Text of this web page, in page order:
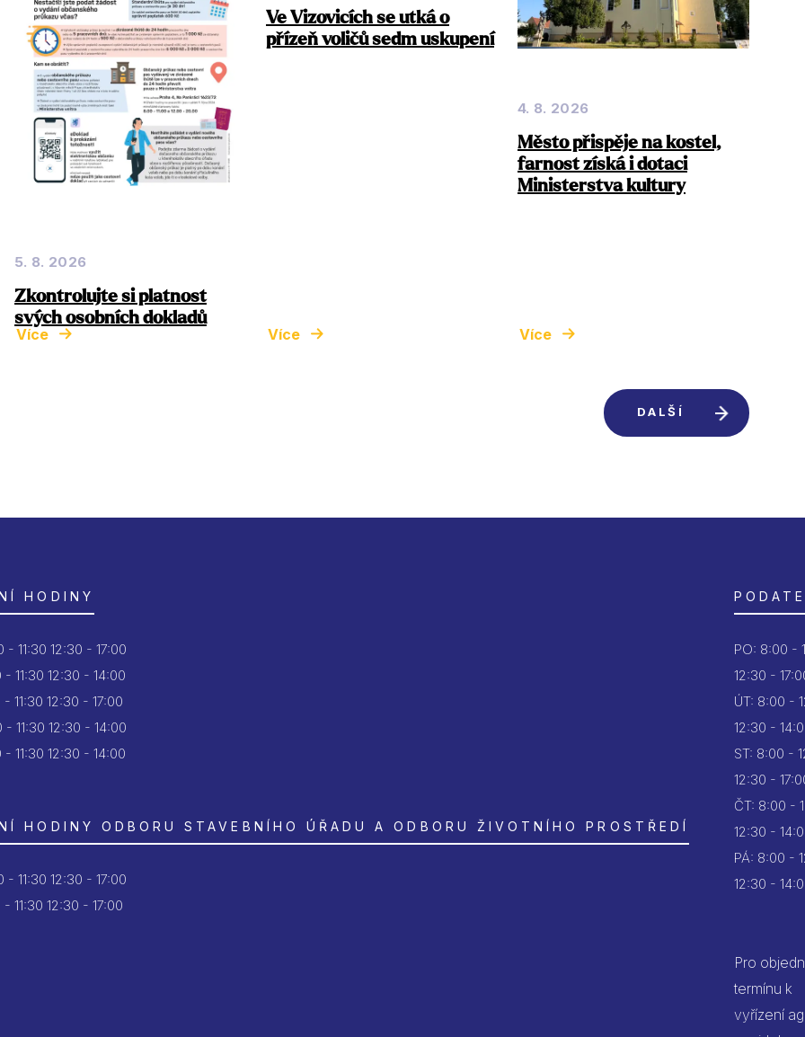
5. 8. 2026
Zkontrolujte si platnost
svých osobních dokladů
Více
Ve Vizovicích se utká o
přízeň voličů sedm uskupení
Více
4. 8. 2026
Město přispěje na kostel,
farnost získá i dotaci
Ministerstva kultury
Více
DALŠÍ
HODINY
- 11:30 12:30 - 17:00
11:30 12:30 - 14:00
11:30 12:30 - 17:00
- 11:30 12:30 - 14:00
11:30 12:30 - 14:00
HODINY ODBORU STAVEBNÍHO ÚŘADU A ODBORU ŽIVOTNÍHO PROSTŘEDÍ
- 11:30 12:30 - 17:00
11:30 12:30 - 17:00
PO: 8:00 -
12:30 -
ÚT: 8:00 -
12:30 -
ST: 8:00 -
12:30 -
ČT: 8:00 -
12:30 -
PÁ: 8:00 -
12:30 -
Pro
termínu k
vyřízení